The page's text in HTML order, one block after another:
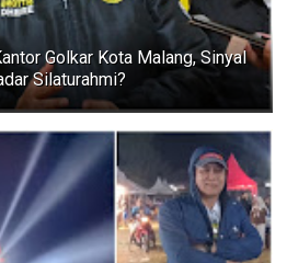
Golkar Kota Malang, Sinyal
Silaturahmi?